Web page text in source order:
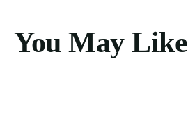
You May Like